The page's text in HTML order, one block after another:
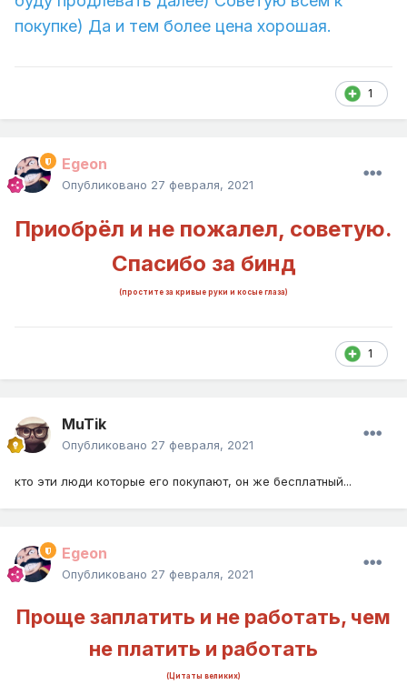
покупке) Да и тем более цена хорошая.
1
Egeon
Опубликовано 27 февраля, 2021
Приобрёл и не пожалел, советую.
Спасибо за бинд
(простите за кривые руки и косые глаза)
1
MuTik
Опубликовано 27 февраля, 2021
кто эти люди которые его покупают, он же бесплатный...
Egeon
Опубликовано 27 февраля, 2021
Проще заплатить и не работать, чем
не платить и работать
(Цитаты великих)